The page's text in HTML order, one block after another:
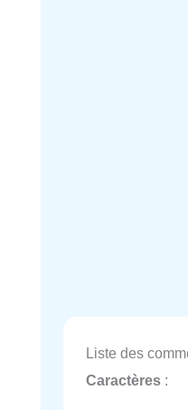
Liste des
Caractères :